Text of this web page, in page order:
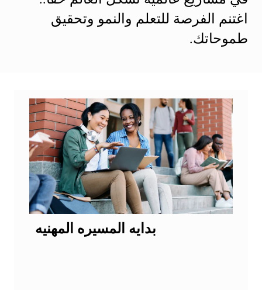
اغتنم الفرصة للتعلم والنمو وتحقيق
طموحاتك.
بدايه المسيره المهنيه